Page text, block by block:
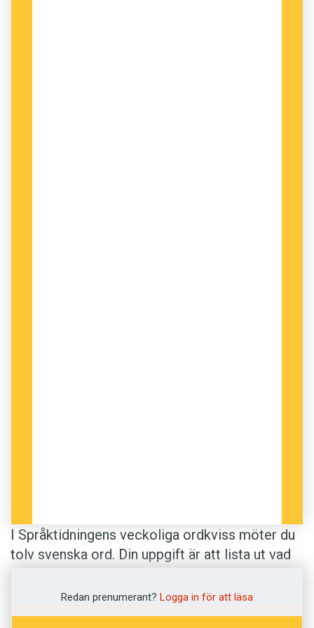
I Språktidningens veckoliga ordkviss möter du
tolv svenska ord. Din uppgift är att lista ut vad
hämtade frånSvenska Akademiens ordlista
Redan prenumerant? Logga in för att läsa